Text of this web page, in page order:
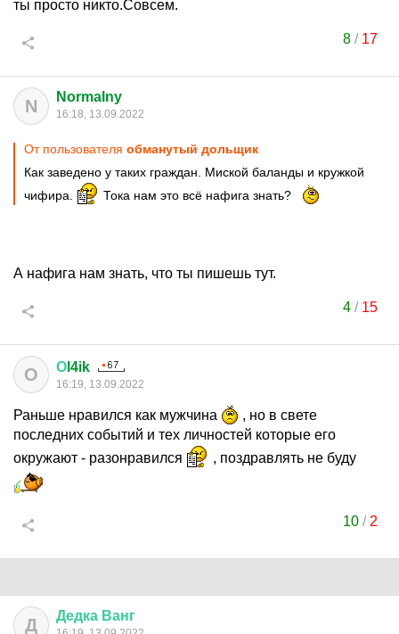
ты просто никто.Совсем.
8 / 17
N Normalny
16:18, 13.09.2022
От пользователя обманутый дольщик
Как заведено у таких граждан. Миской баланды и кружкой
чифира.
Тока нам это всё нафига знать?
А нафига нам знать, что ты пишешь тут.
4 / 15
О О l4ik
16:19, 13.09.2022
Раньше нравился как мужчина
, но в свете
последних событий и тех личностей которые его
окружают - разонравился
, поздравлять не буду
10 / 2
Д Дедка Ванг